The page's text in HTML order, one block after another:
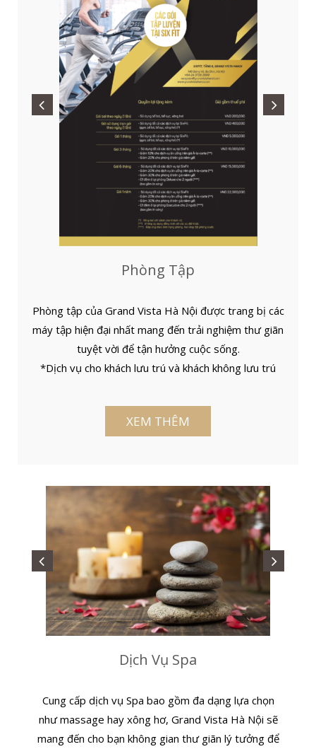
Phòng Tập
Phòng tập của Grand Vista Hà Nội được trang bị các
máy tập hiện đại nhất mang đến trải nghiệm thư giãn
tuyệt vời để tận hưởng cuộc sống.
*Dịch vụ cho khách lưu trú và khách không lưu trú
XEM THÊM
Dịch Vụ Spa
Cung cấp dịch vụ Spa bao gồm đa dạng lựa chọn
như massage hay xông hơ, Grand Vista Hà Nội sẽ
mang đến cho bạn không gian thư giãn lý tưởng để